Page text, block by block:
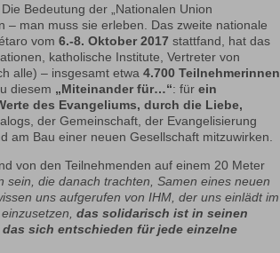
Bedeutung der „Nationalen Union
– man muss sie erleben. Das zweite nationale
vom6.-8. Oktober 2017 stattfand, hat das
katholische Institute, Vertreter von
alle) – insgesamt etwa4.700 Teilnehmerinnen
diesem „Miteinander für…“: fürein
des Evangeliums, durch die Liebe,
der Gemeinschaft, der Evangelisierung
am Bau einer neuen Gesellschaft mitzuwirken.
von den Teilnehmenden auf einem 20 Meter
sein, die danach trachten, Samen eines neuen
uns aufgerufen von IHM, der uns einlädt im
einzusetzen,das solidarisch ist in seinen
sich entschieden für jede einzelne